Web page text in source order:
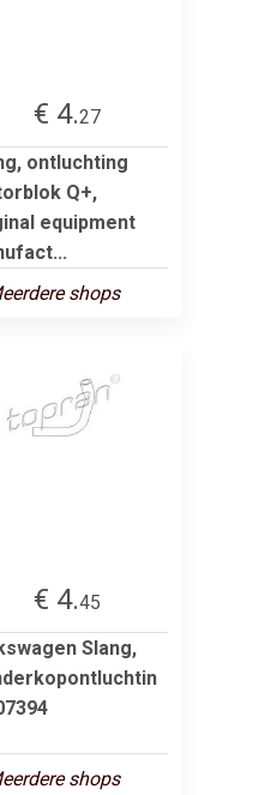
€ 4.27
ontluchting
Q+,
equipment
shops
€ 4.45
Slang,
shops